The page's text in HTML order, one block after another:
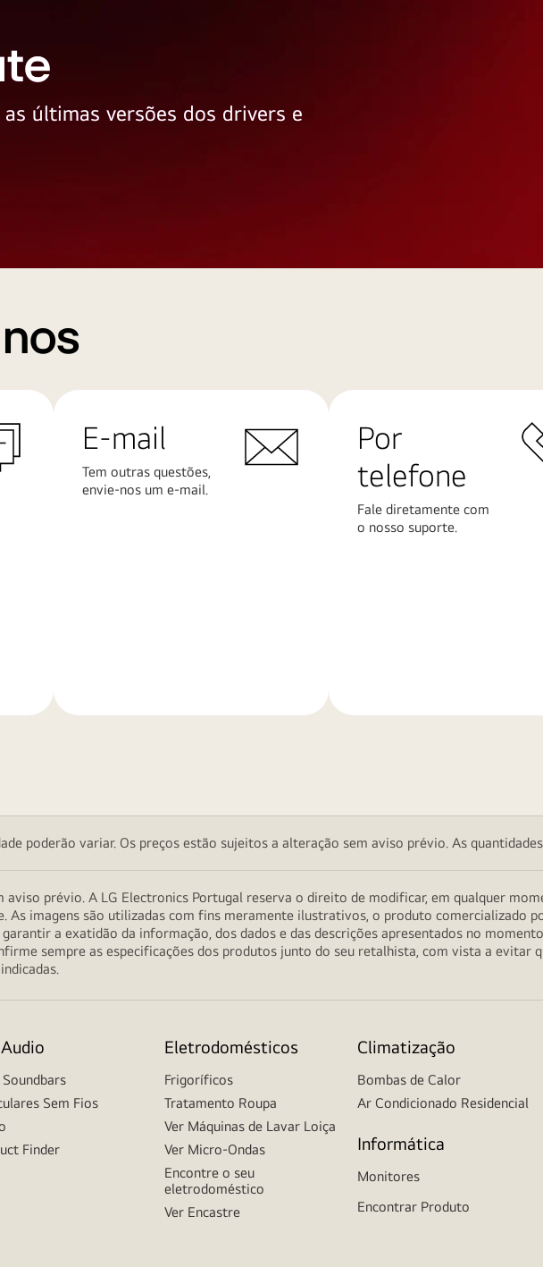
últimas versões dos drivers e
E-mail
Tem outras questões,
envie-nos um e-mail.
Por
telefone
Fale diretamente com
o nosso suporte.
poderão variar. Os preços estão sujeitos a alteração sem aviso prévio. As
prévio. A LG Electronics Portugal reserva o direito de modificar, em qualquer
As imagens são utilizadas com fins meramente ilustrativos, o produto comercializado
a exatidão da informação, dos dados e das descrições apresentados no
sempre as especificações dos produtos junto do seu retalhista, com vista a evitar
Soundbars
Sem Fios
Finder
Eletrodomésticos
Frigoríficos
Tratamento Roupa
Ver Máquinas de Lavar Loiça
Ver Micro-Ondas
Encontre o seu
eletrodoméstico
Ver Encastre
Climatização
Bombas de Calor
Ar Condicionado Residencial
Informática
Monitores
Encontrar Produto